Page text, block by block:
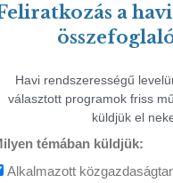
a
Havi rendszerességű
választott programok friss
küldjük el
témában küldjük:
Alkalmazott